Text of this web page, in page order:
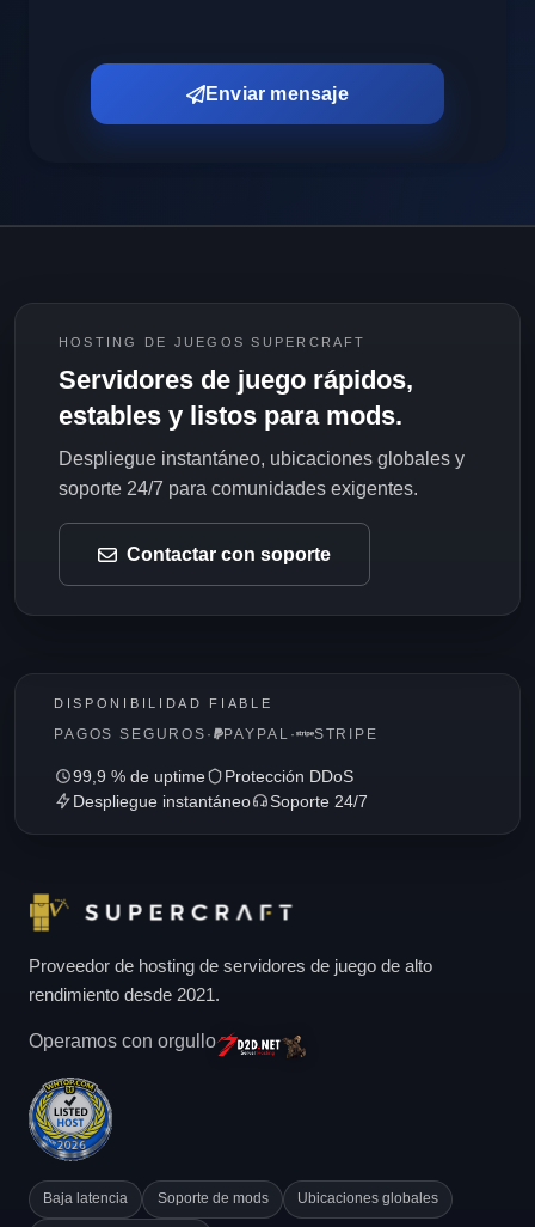
Enviar mensaje
HOSTING DE JUEGOS SUPERCRAFT
Servidores de juego rápidos,
estables y listos para mods.
Despliegue instantáneo, ubicaciones globales y
soporte 24/7 para comunidades exigentes.
Contactar con soporte
DISPONIBILIDAD FIABLE
PAGOS SEGUROS · PAYPAL · STRIPE
99,9 % de uptime
Protección DDoS
Despliegue instantáneo
Soporte 24/7
Proveedor de hosting de servidores de juego de alto
rendimiento desde 2021.
Operamos con orgullo
Baja latencia Soporte de mods Ubicaciones globales